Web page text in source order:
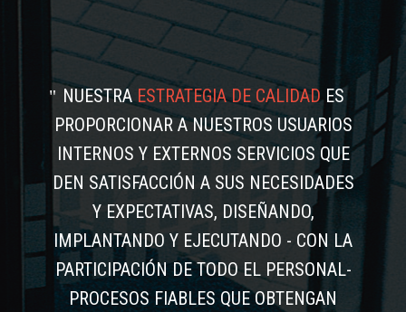
NUESTRAESTRATEGIA DE CALIDADES
PROPORCIONAR A NUESTROS USUARIOS
INTERNOS Y EXTERNOS SERVICIOS QUE
DEN SATISFACCIÓN A SUS NECESIDADES
Y EXPECTATIVAS, DISEÑANDO,
IMPLANTANDO Y EJECUTANDO - CON LA
PARTICIPACIÓN DE TODO EL PERSONAL-
PROCESOS FIABLES QUE OBTENGAN